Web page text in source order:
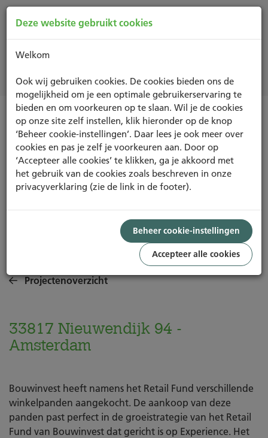
Projecten
Foto: Miranda Schippers
IN-USE
ASSET BEHEER GEBRUIK
Projectenoverzicht
33817 Nieuwendijk 94 -
Amsterdam
Bouwinvest heeft namens het Retail Fund verschillende
winkelpanden aangekocht. De aankoop van deze
panden past perfect in de groeistrategie van het Retail
Fund van Bouwinvest dat gericht is op Experience. Het
Deze website gebruikt cookies
Welkom
Ook wij gebruiken cookies. De cookies bieden ons de
mogelijkheid om je een optimale gebruikerservaring te
bieden en om voorkeuren op te slaan. Wil je de cookies
op onze site zelf instellen, klik hieronder op de knop
‘Beheer cookie-instellingen’. Daar lees je ook meer over
cookies en pas je zelf je voorkeuren aan. Door op
‘Accepteer alle cookies’ te klikken, ga je akkoord met
het gebruik van de cookies zoals beschreven in onze
privacyverklaring (zie de link in de footer).
Beheer cookie-instellingen
Accepteer alle cookies